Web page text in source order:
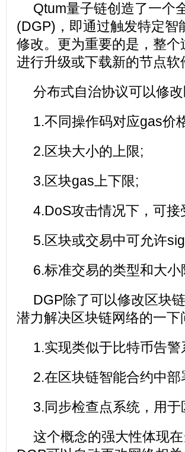
Qtum量子链创造了一个
(DGP)，即通过触发特定
修改。更为重要的是，整
进行升级或下载新的节点软
分布式自治协议可以修
1.不同操作码对应gas价
2.区块大小的上限;
3.区块gas上下限;
4.DoS攻击情况下，可
5.区块或交易中可允许
6.标准交易的类型和大小
DGP除了可以修改区块
潜力解决区块链网络的一下
1.实现类似于比特币告
2.在区块链智能合约中
3.同步检查点系统，用
这个概念的强大性体现